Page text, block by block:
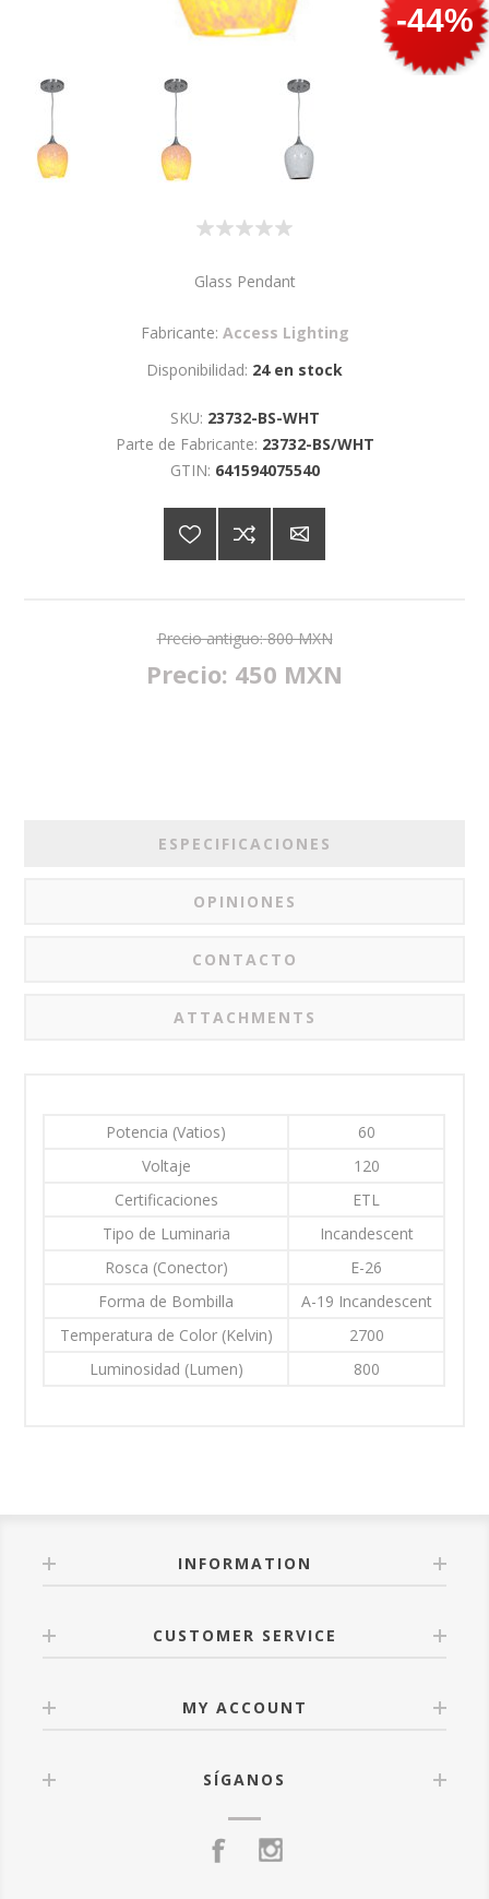
-44%
Glass Pendant
Fabricante: Access Lighting
Disponibilidad: 24 en stock
SKU: 23732-BS-WHT
Parte de Fabricante: 23732-BS/WHT
GTIN: 641594075540
Precio antiguo: 800 MXN
Precio: 450 MXN
ESPECIFICACIONES
OPINIONES
CONTACTO
ATTACHMENTS
Potencia (Vatios)
60
Voltaje
120
Certificaciones
ETL
Tipo de Luminaria
Incandescent
Rosca (Conector)
E-26
Forma de Bombilla
A-19 Incandescent
Temperatura de Color (Kelvin)
2700
Luminosidad (Lumen)
800
INFORMATION
CUSTOMER SERVICE
MY ACCOUNT
SÍGANOS